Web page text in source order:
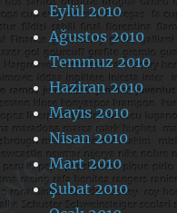
Eylül 2010
Ağustos 2010
Temmuz 2010
Haziran 2010
Mayıs 2010
Nisan 2010
Mart 2010
Şubat 2010